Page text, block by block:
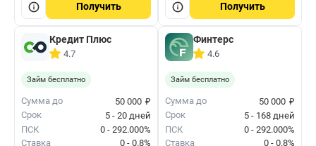
Получить Получить
Кредит Плюс
4.7
Займ бесплатно
Сумма до 50 000 ₽
Срок
5 - 20 дней
ПСК
0 - 292.000%
Ставка
0 - 0.8%
Финтерс
4.6
Займ бесплатно
Сумма до 50 000 ₽
Срок
5 - 168 дней
ПСК
0 - 292.000%
Ставка
0 - 0.8%